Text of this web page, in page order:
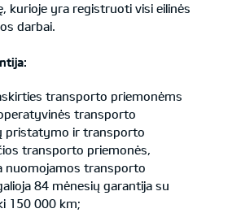
kurioje yra registruoti visi eilinės
darbai.
transporto priemonėms
transporto
pristatymo ir transporto
transporto priemonės,
nuomojamos transporto
84 mėnesių garantija su
150 000 km;